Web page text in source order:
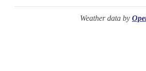
Weather data by